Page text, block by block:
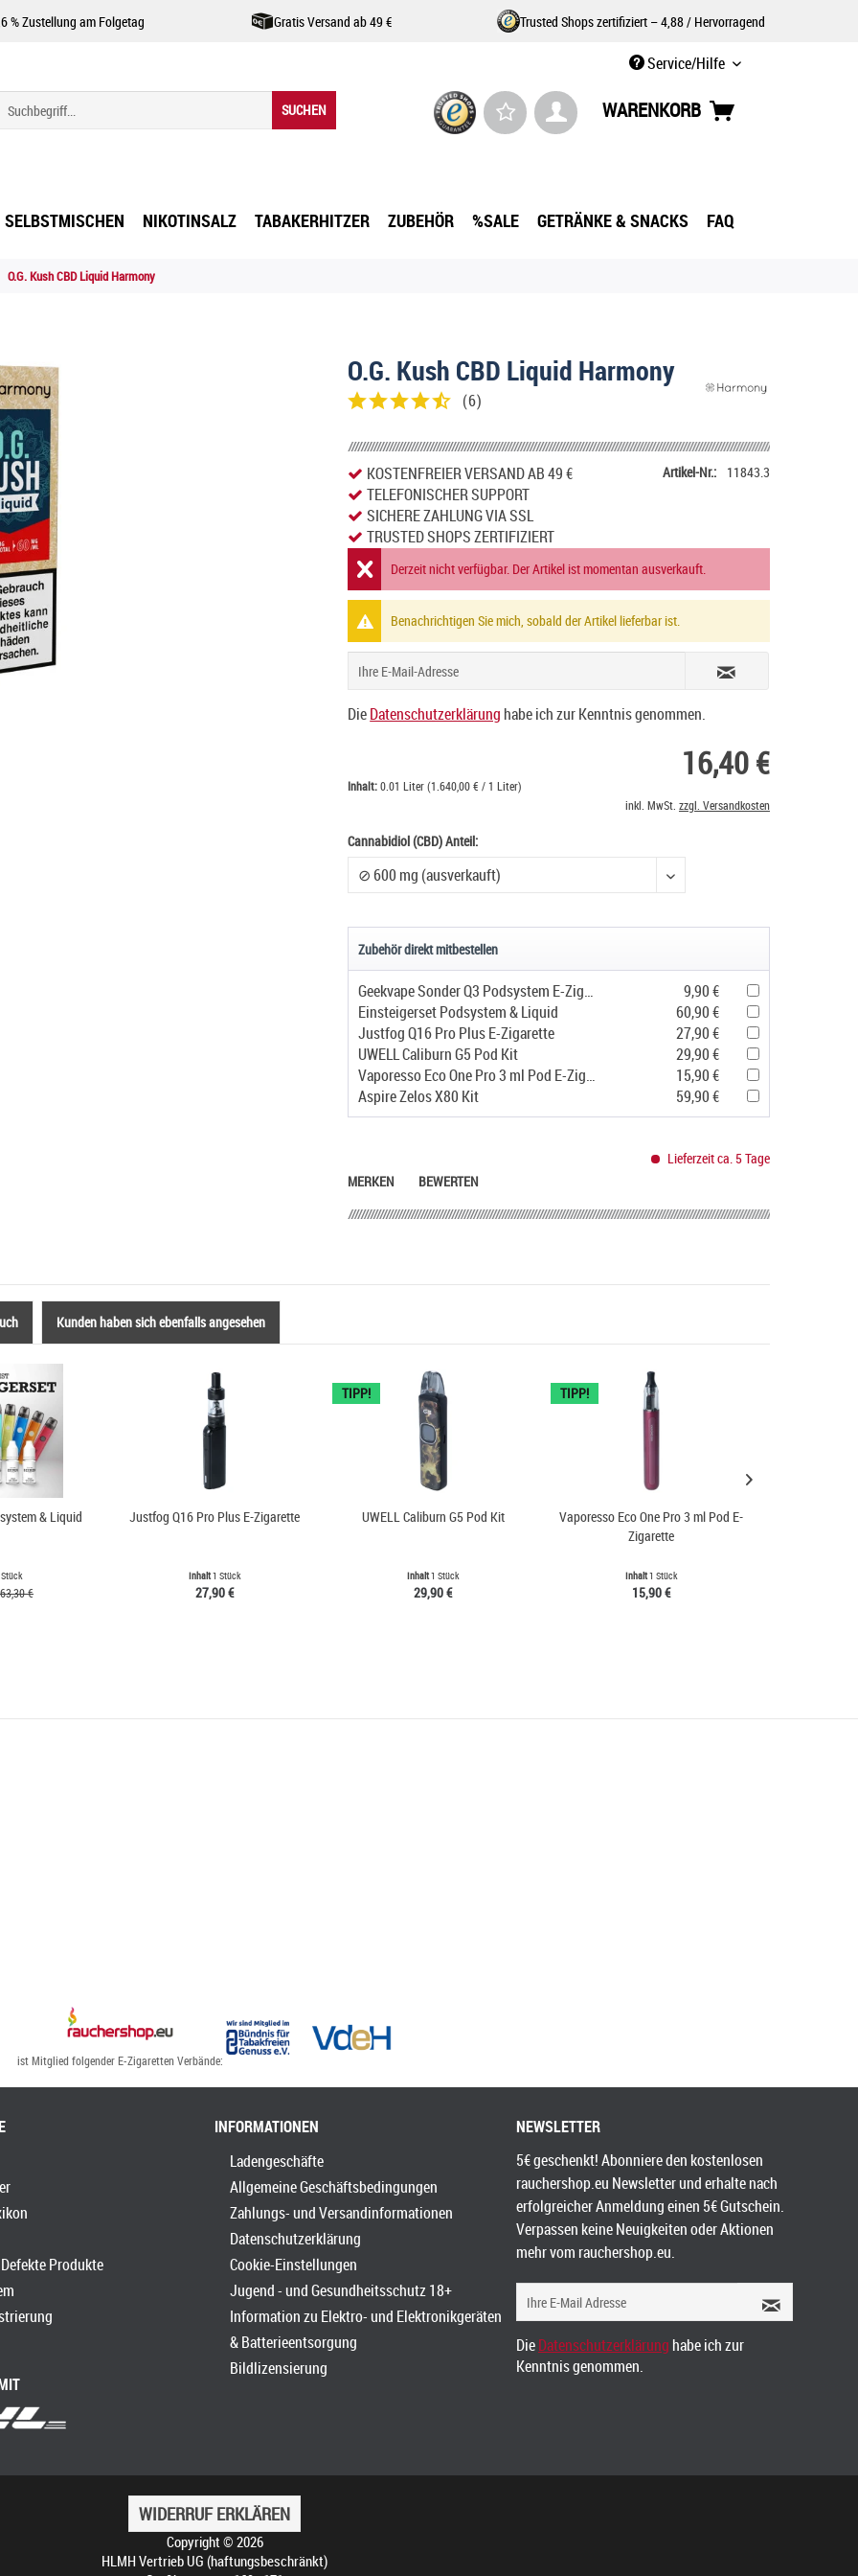
% Zustellung am Folgetag Gratis Versand ab 49 € Trusted Shops zertifiziert – 4,88 / Hervorragend
Service/Hilfe
SUCHEN WARENKORB
SELBSTMISCHEN NIKOTINSALZ TABAKERHITZER ZUBEHÖR %SALE GETRÄNKE & SNACKS FAQ
O.G. Kush CBD Liquid Harmony
O.G. Kush CBD Liquid Harmony
(6)
KOSTENFREIER VERSAND AB 49 €
TELEFONISCHER SUPPORT
SICHERE ZAHLUNG VIA SSL
TRUSTED SHOPS ZERTIFIZIERT
Artikel-Nr.: 11843.3
Derzeit nicht verfügbar. Der Artikel ist momentan ausverkauft.
Benachrichtigen Sie mich, sobald der Artikel lieferbar ist.
DieDatenschutzerklärung habe ich zur Kenntnis genommen.
16,40 €
Inhalt:0.01 Liter (1.640,00 € / 1 Liter)
inkl. MwSt. zzgl. Versandkosten
Cannabidiol (CBD) Anteil:
Cannabidiol (CBD) Anteil
Zubehör direkt mitbestellen
Geekvape Sonder Q3 Podsystem E-Zigarette
9,90 €
Einsteigerset Podsystem & Liquid
60,90 €
Justfog Q16 Pro Plus E-Zigarette
27,90 €
UWELL Caliburn G5 Pod Kit
29,90 €
Vaporesso Eco One Pro 3 ml Pod E-Zigarette
15,90 €
Aspire Zelos X80 Kit
59,90 €
Lieferzeit ca. 5 Tage
MERKEN
BEWERTEN
Kunden haben sich ebenfalls angesehen
& Liquid
63,30 €
Justfog Q16 Pro Plus E-Zigarette
Inhalt1 Stück
27,90 €
TIPP!
UWELL Caliburn G5 Pod Kit
Inhalt1 Stück
29,90 €
TIPP!
Vaporesso Eco One Pro 3 ml Pod E-
Zigarette
Inhalt1 Stück
15,90 €
ist Mitglied folgender E-Zigaretten Verbände:
Produkte
INFORMATIONEN
Ladengeschäfte
Allgemeine Geschäftsbedingungen
Zahlungs- und Versandinformationen
Datenschutzerklärung
Cookie-Einstellungen
Jugend - und Gesundheitsschutz 18+
Information zu Elektro- und Elektronikgeräten
& Batterieentsorgung
Bildlizensierung
NEWSLETTER
5€ geschenkt! Abonniere den kostenlosen
rauchershop.eu Newsletter und erhalte nach
erfolgreicher Anmeldung einen 5€ Gutschein.
Verpassen keine Neuigkeiten oder Aktionen
mehr vom rauchershop.eu.
DieDatenschutzerklärung habe ich zur
Kenntnis genommen.
WIDERRUF ERKLÄREN
Copyright © 2026
HLMH Vertrieb UG (haftungsbeschränkt)